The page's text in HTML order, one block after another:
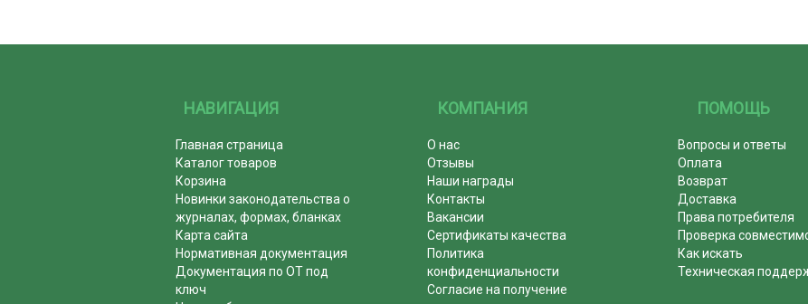
НАВИГАЦИЯ
Главная страница
Каталог товаров
Корзина
Новинки законодательства о
журналах, формах, бланках
Карта сайта
Нормативная документация
Документация по ОТ под
ключ
КОМПАНИЯ
О нас
Отзывы
Наши награды
Контакты
Вакансии
Сертификаты качества
Политика
конфиденциальности
Согласие на получение
ПОМОЩЬ
Вопросы и ответы
Оплата
Возврат
Доставка
Права потребителя
Проверка
Как искать
Техническая